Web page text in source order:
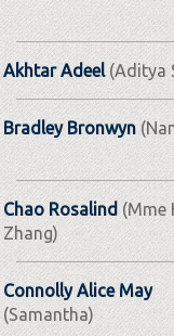
Akhtar Adeel(Aditya
Bradley Bronwyn
Chao Rosalind (Mme
Zhang)
Connolly Alice May
(Samantha)